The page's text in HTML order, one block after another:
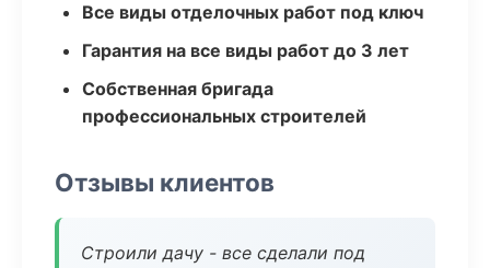
Все виды отделочных работ под ключ
Гарантия на все виды работ до 3 лет
Собственная бригада
профессиональных строителей
Отзывы клиентов
Строили дачу - все сделали под